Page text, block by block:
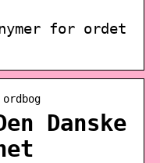
for ordet
Danske